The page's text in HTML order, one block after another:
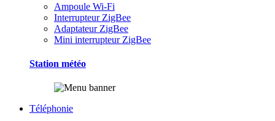
Ampoule Wi-Fi
Interrupteur ZigBee
Adaptateur ZigBee
Mini interrupteur ZigBee
Station météo
Téléphonie